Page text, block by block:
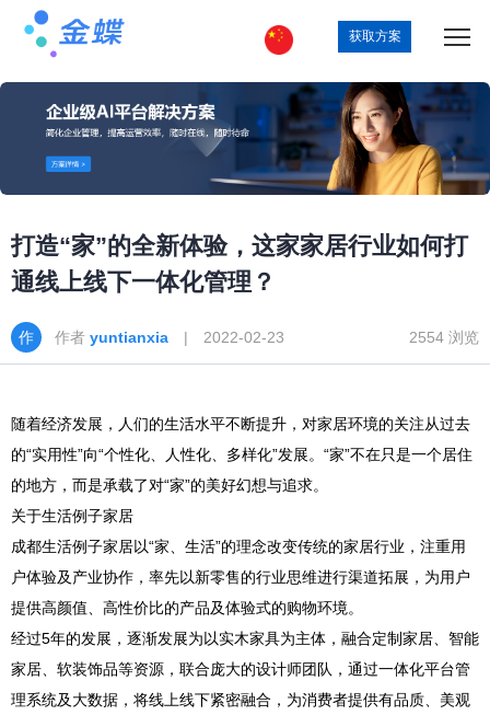
获取方案
打造“家”的全新体验，这家家居行业如何打
通线上线下一体化管理？
作者 yuntianxia | 2022-02-23 2554 浏览
随着经济发展，人们的生活水平不断提升，对家居环境的关注从过去
的“实用性”向“个性化、人性化、多样化”发展。“家”不在只是一个居住
的地方，而是承载了对“家”的美好幻想与追求。
关于生活例子家居
成都生活例子家居以“家、生活”的理念改变传统的家居行业，注重用
户体验及产业协作，率先以新零售的行业思维进行渠道拓展，为用户
提供高颜值、高性价比的产品及体验式的购物环境。
经过5年的发展，逐渐发展为以实木家具为主体，融合定制家居、智能
家居、软装饰品等资源，联合庞大的设计师团队，通过一体化平台管
理系统及大数据，将线上线下紧密融合，为消费者提供有品质、美观